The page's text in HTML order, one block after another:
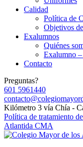
Calidad
Política de
Objetivos
Exalumnos
Quiénes
Exalumno
Contacto
Preguntas?
601 5961440
Kilómetro 3 vía Chía -
Política de tratamiento
Atlantida CMA